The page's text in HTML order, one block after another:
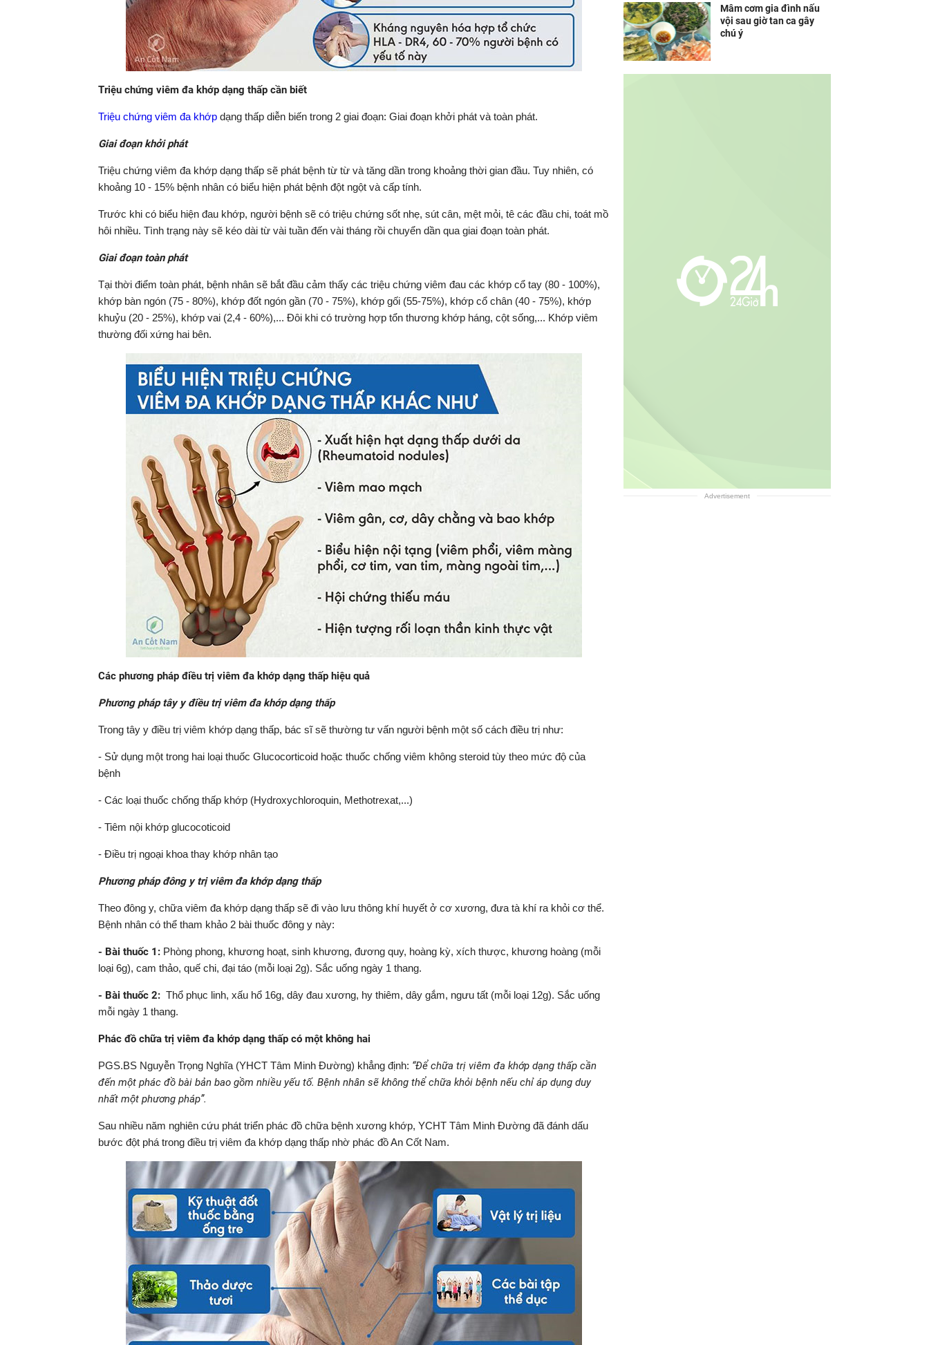
Triệu chứng viêm đa khớp dạng thấp cần biết
Triệu chứng viêm đa khớp dạng thấp diễn biến trong 2 giai đoạn: Giai đoạn khởi phát và toàn phát.
Giai đoạn khởi phát
Triệu chứng viêm đa khớp dạng thấp sẽ phát bệnh từ từ và tăng dần trong khoảng thời gian đầu. Tuy nhiên, có
khoảng 10 - 15% bệnh nhân có biểu hiện phát bệnh đột ngột và cấp tính.
Trước khi có biểu hiện đau khớp, người bệnh sẽ có triệu chứng sốt nhẹ, sút cân, mệt mỏi, tê các đầu chi, toát mồ
hôi nhiều. Tình trạng này sẽ kéo dài từ vài tuần đến vài tháng rồi chuyển dần qua giai đoạn toàn phát.
Giai đoạn toàn phát
Tại thời điểm toàn phát, bệnh nhân sẽ bắt đầu cảm thấy các triệu chứng viêm đau các khớp cổ tay (80 - 100%),
khớp bàn ngón (75 - 80%), khớp đốt ngón gần (70 - 75%), khớp gối (55-75%), khớp cổ chân (40 - 75%), khớp
khuỷu (20 - 25%), khớp vai (2,4 - 60%),... Đôi khi có trường hợp tổn thương khớp háng, cột sống,... Khớp viêm
thường đối xứng hai bên.
Các phương pháp điều trị viêm đa khớp dạng thấp hiệu quả
Phương pháp tây y điều trị viêm đa khớp dạng thấp
Trong tây y điều trị viêm khớp dạng thấp, bác sĩ sẽ thường tư vấn người bệnh một số cách điều trị như:
- Sử dụng một trong hai loại thuốc Glucocorticoid hoặc thuốc chống viêm không steroid tùy theo mức độ của
bệnh
- Các loại thuốc chống thấp khớp (Hydroxychloroquin, Methotrexat,...)
- Tiêm nội khớp glucocoticoid
- Điều trị ngoại khoa thay khớp nhân tạo
Phương pháp đông y trị viêm đa khớp dạng thấp
Theo đông y, chữa viêm đa khớp dạng thấp sẽ đi vào lưu thông khí huyết ở cơ xương, đưa tà khí ra khỏi cơ thể.
Bệnh nhân có thể tham khảo 2 bài thuốc đông y này:
- Bài thuốc 1: Phòng phong, khương hoạt, sinh khương, đương quy, hoàng kỳ, xích thược, khương hoàng (mỗi
loại 6g), cam thảo, quế chi, đại táo (mỗi loại 2g). Sắc uống ngày 1 thang.
- Bài thuốc 2: Thổ phục linh, xấu hổ 16g, dây đau xương, hy thiêm, dây gắm, ngưu tất (mỗi loại 12g). Sắc uống
mỗi ngày 1 thang.
Phác đồ chữa trị viêm đa khớp dạng thấp có một không hai
PGS.BS Nguyễn Trọng Nghĩa (YHCT Tâm Minh Đường) khẳng định: “Để chữa trị viêm đa khớp dạng thấp cần
đến một phác đồ bài bản bao gồm nhiều yếu tố. Bệnh nhân sẽ không thể chữa khỏi bệnh nếu chỉ áp dụng duy
nhất một phương pháp”.
Sau nhiều năm nghiên cứu phát triển phác đồ chữa bệnh xương khớp, YCHT Tâm Minh Đường đã đánh dấu
bước đột phá trong điều trị viêm đa khớp dạng thấp nhờ phác đồ An Cốt Nam.
Mâm cơm gia đình nấu
vội sau giờ tan ca gây
chú ý
Advertisement